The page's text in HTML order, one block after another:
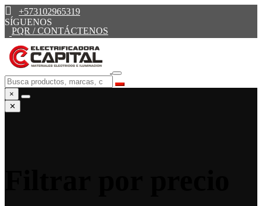
+573102965319
SÍGUENOS
PQR / CONTÁCTENOS
×
✕